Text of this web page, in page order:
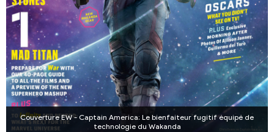
Couverture EW - Captain America: Le bienfaiteur fugitif équipé de
technologie du Wakanda